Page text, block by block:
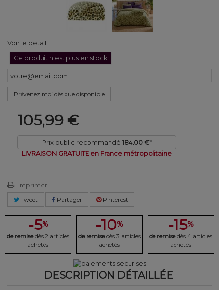
Voir le détail
Ce produit n'est plus en stock
Prévenez moi dès que disponible
105,99 €
Prix public recommandé 184,00 €*
LIVRAISON GRATUITE en France métropolitaine
Imprimer
Tweet Partager Pinterest
-5%
de remise dès 2 articles
achetés
-10%
de remise dès 3 articles
achetés
-15%
de remise dès 4 articles
achetés
DESCRIPTION DÉTAILLÉE